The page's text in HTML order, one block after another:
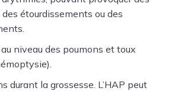
étourdissements ou des
niveau des poumons et toux
durant la grossesse. L’HAP peut